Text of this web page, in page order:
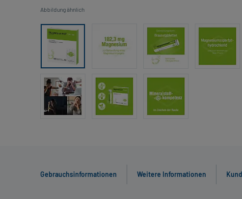
Abbildung ähnlich
Gebrauchsinformationen Weitere Informationen